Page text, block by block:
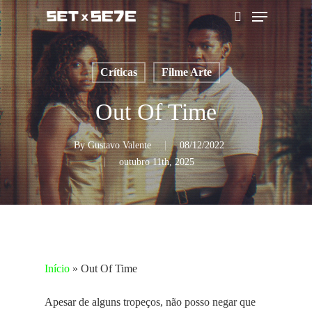
Skip
to
main
content
Menu
Críticas Filme Arte
Out Of Time
By Gustavo Valente
08/12/2022
outubro 11th, 2025
Início » Out Of Time
Apesar de alguns tropeços, não posso negar que